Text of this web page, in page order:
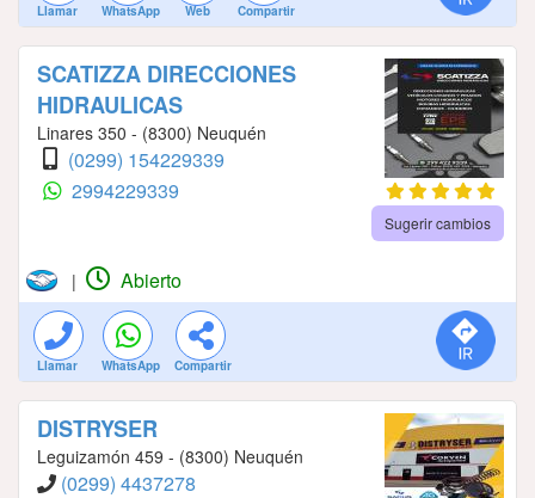
Llamar WhatsApp Web Compartir
SCATIZZA DIRECCIONES
HIDRAULICAS
Linares 350 - (8300) Neuquén
(0299) 154229339
2994229339
Sugerir cambios
| Abierto
Llamar WhatsApp Compartir
DISTRYSER
Leguizamón 459 - (8300) Neuquén
(0299) 4437278